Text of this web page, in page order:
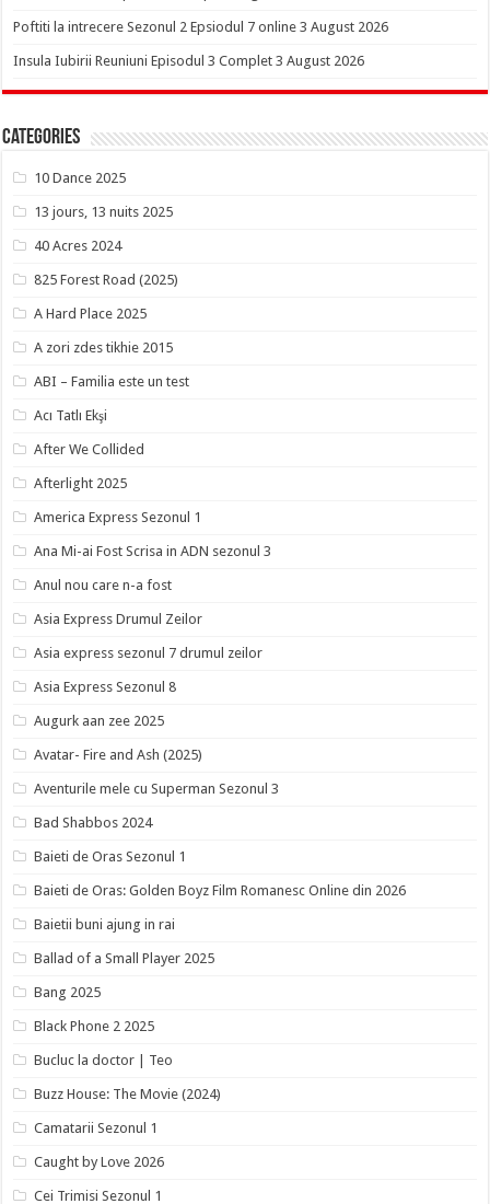
Poftiti la intrecere Sezonul 2 Epsiodul 7 online 3 August 2026
Insula Iubirii Reuniuni Episodul 3 Complet 3 August 2026
Categories
10 Dance 2025
13 jours, 13 nuits 2025
40 Acres 2024
825 Forest Road (2025)
A Hard Place 2025
A zori zdes tikhie 2015
ABI – Familia este un test
Acı Tatlı Ekşi
After We Collided
Afterlight 2025
America Express Sezonul 1
Ana Mi-ai Fost Scrisa in ADN sezonul 3
Anul nou care n-a fost
Asia Express Drumul Zeilor
Asia express sezonul 7 drumul zeilor
Asia Express Sezonul 8
Augurk aan zee 2025
Avatar- Fire and Ash (2025)
Aventurile mele cu Superman Sezonul 3
Bad Shabbos 2024
Baieti de Oras Sezonul 1
Baieti de Oras: Golden Boyz Film Romanesc Online din 2026
Baietii buni ajung in rai
Ballad of a Small Player 2025
Bang 2025
Black Phone 2 2025
Bucluc la doctor | Teo
Buzz House: The Movie (2024)
Camatarii Sezonul 1
Caught by Love 2026
Cei Trimisi Sezonul 1